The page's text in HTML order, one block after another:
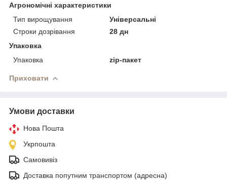
Агрономічні характеристики
Тип вирощування
Універсальні
Строки дозрівання
28 дн
Упаковка
Упаковка
zip-пакет
Приховати
Умови доставки
Нова Пошта
Укрпошта
Самовивіз
Доставка попутним транспортом (адресна)